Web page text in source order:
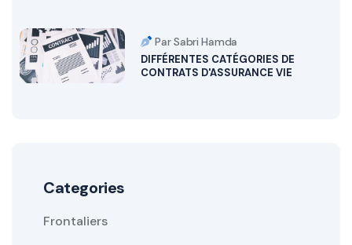
Par Sabri Hamda
DIFFÉRENTES CATÉGORIES DE
CONTRATS D'ASSURANCE VIE
Categories
Frontaliers